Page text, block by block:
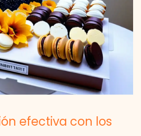
efectiva con los